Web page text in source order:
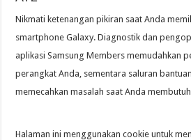
Nikmati ketenangan pikiran saat Anda
smartphone Galaxy. Diagnostik dan
aplikasi Samsung Members memudahkan
perangkat Anda, sementara saluran
memecahkan masalah saat Anda
Halaman ini menggunakan cookie untuk